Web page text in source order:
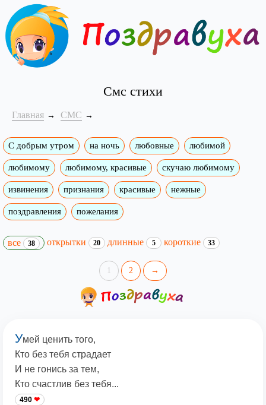
Смс стихи
Главная СМС
С добрым утром на ночь любовные любимой
любимому любимому, красивые скучаю любимому
извинения признания красивые нежные
поздравления пожелания
все 38 открытки 20 длинные 5 короткие 33
1 2 →
Умей ценить того,
Кто без тебя страдает
И не гонись за тем,
Кто счастлив без тебя...
490